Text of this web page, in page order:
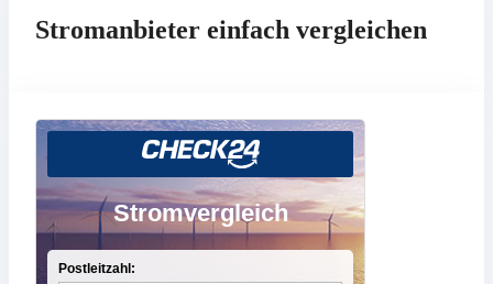
Stromanbieter einfach vergleichen
Stromvergleich
Postleitzahl: